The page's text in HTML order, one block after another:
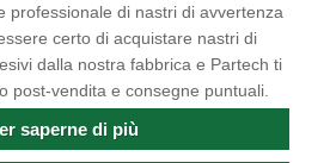
professionale di nastri di avvertenza
certo di acquistare nastri di
dalla nostra fabbrica e Partech ti
post-vendita e consegne puntuali.
saperne di più